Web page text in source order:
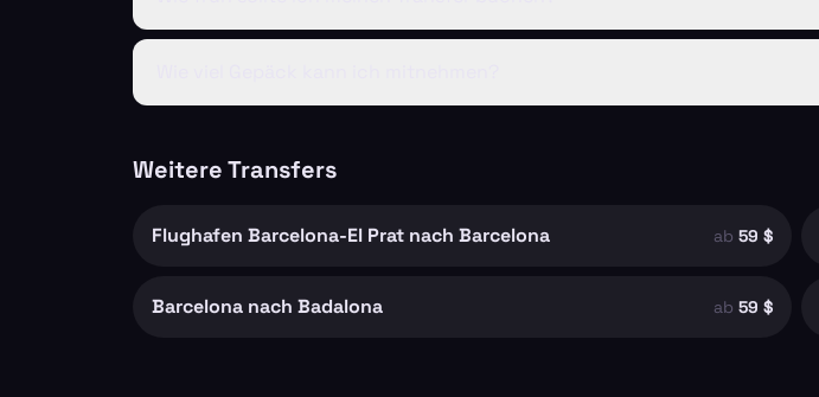
Weitere Transfers
Flughafen Barcelona-El Prat nach Barcelona ab 59 $
Barcelona nach Badalona ab 59 $